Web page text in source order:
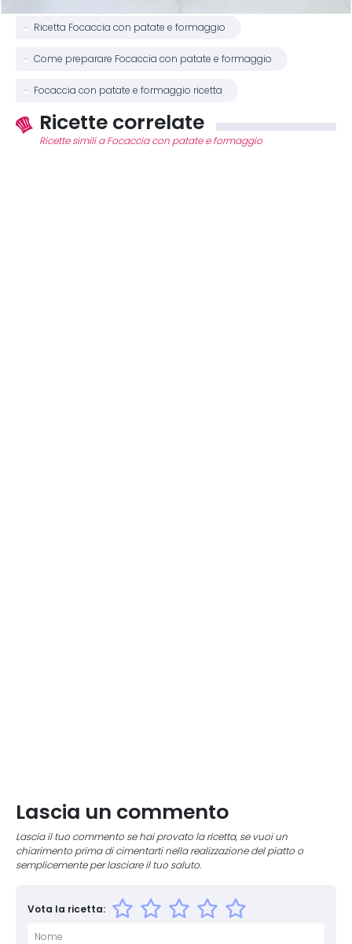
Ricetta Focaccia con patate e formaggio
Come preparare Focaccia con patate e formaggio
Focaccia con patate e formaggio ricetta
Ricette correlate
Ricette simili a Focaccia con patate e formaggio
Lascia un commento
Lascia il tuo commento se hai provato la ricetta, se vuoi un
chiarimento prima di cimentarti nella realizzazione del piatto o
semplicemente per lasciare il tuo saluto.
Vota la ricetta: